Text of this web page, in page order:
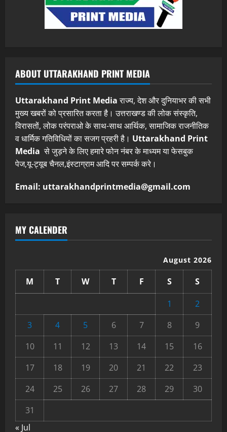
ABOUT UTTARAKHAND PRINT MEDIA
Uttarakhand Print Mediaराज्य, देश और दुनियाभर की सभी
मुख्य खबरों को प्रसारित करता है। उत्तराखण्ड की लोक संस्कृति,
विरासतों, लोक परंपराओ के साथ-साथ आर्थिक, सामाजिक राजनीतिक
व धार्मिक गतिविधियों का सजग प्रहरी है। Uttarakhand Print
Media से जुड़ने के लिए हमारे फोन नंबर के माध्यम या फेसबुक
पेज,यू-ट्यूब चैनल,इंस्टाग्राम आदि पर सम्पर्क करे।
Email: uttarakhandprintmedia@gmail.com
MY CALENDER
August 2026
M T W T F S
S
1
2
3
4 5 6 7 8
9
10
11 12 13 14 15
16
17
18 19 20 21 22
23
24
25 26 27 28 29
30
31
« Jul